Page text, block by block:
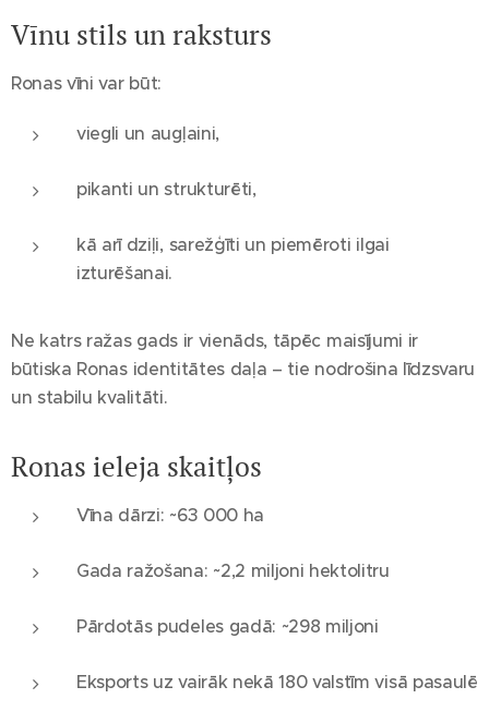
Vīnu stils un raksturs
Ronas vīni var būt:
viegli un augļaini,
pikanti un strukturēti,
kā arī dziļi, sarežģīti un piemēroti ilgai
izturēšanai.
Ne katrs ražas gads ir vienāds, tāpēc maisījumi ir
būtiska Ronas identitātes daļa – tie nodrošina līdzsvaru
un stabilu kvalitāti.
Ronas ieleja skaitļos
Vīna dārzi: ~63 000 ha
Gada ražošana: ~2,2 miljoni hektolitru
Pārdotās pudeles gadā: ~298 miljoni
Eksports uz vairāk nekā 180 valstīm visā pasaulē